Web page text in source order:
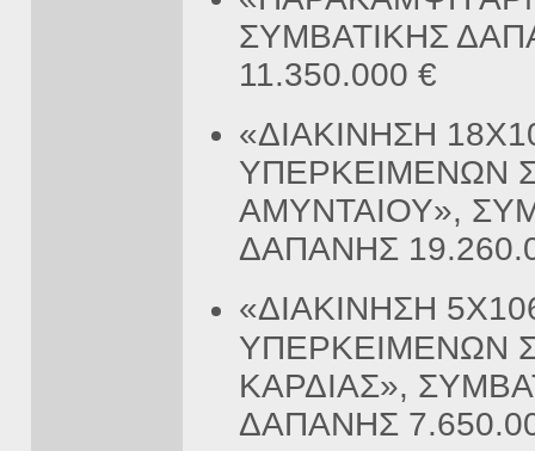
ΣΥΜΒΑΤΙΚΗΣ
11.350.000 €
«ΔΙΑΚΙΝΗΣΗ
ΥΠΕΡΚΕΙΜΕΝΩΝ
ΑΜΥΝΤΑΙΟΥ»,
ΔΑΠΑΝΗΣ
«ΔΙΑΚΙΝΗΣΗ
ΥΠΕΡΚΕΙΜΕΝΩΝ
ΚΑΡΔΙΑΣ»,
ΔΑΠΑΝΗΣ